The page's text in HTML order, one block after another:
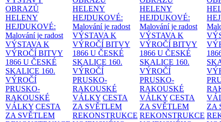
OBRAZŮ
HELENY
HEJDUKOVÉ:
Malování je radost
VÝSTAVA K
VÝROČÍ BITVY
1866 U ČESKÉ
SKALICE 160.
VÝROČÍ
PRUSKO-
RAKOUSKÉ
VÁLKY CESTA
ZA SVĚTLEM
HELENY
HEJDUKOVÉ:
Malování je radost
VÝSTAVA K
VÝROČÍ BITVY
1866 U ČESKÉ
SKALICE 160.
VÝROČÍ
PRUSKO-
RAKOUSKÉ
VÁLKY CESTA
ZA SVĚTLEM
REKONSTRUKCE
HELENY
HEJDUKOVÉ:
Malování je radost
VÝSTAVA K
VÝROČÍ BITVY
1866 U ČESKÉ
SKALICE 160.
VÝROČÍ
PRUSKO-
RAKOUSKÉ
VÁLKY CESTA
ZA SVĚTLEM
REKONSTRUKCE
ZA